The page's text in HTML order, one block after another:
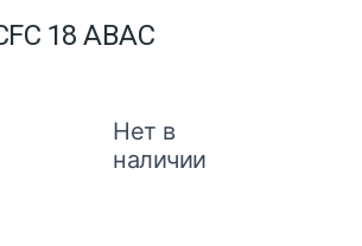
18 ABAC
Нет в
наличии